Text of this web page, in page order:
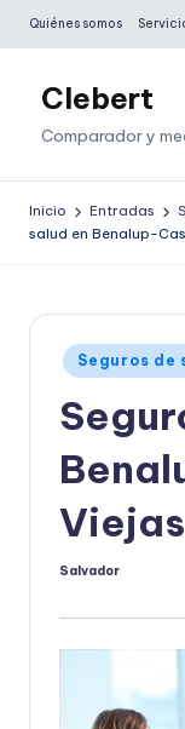
Saltar
contenido
Quiénes somos
Clebert
Comparador y
Inicio Entradas
salud en Benalup-
Publicado
en
Seguros de
Viejas
Publicado
Salvador